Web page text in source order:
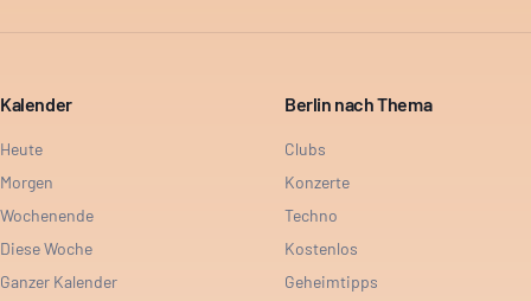
Kalender
Heute
Morgen
Wochenende
Diese Woche
Ganzer Kalender
Berlin nach Thema
Clubs
Konzerte
Techno
Kostenlos
Geheimtipps